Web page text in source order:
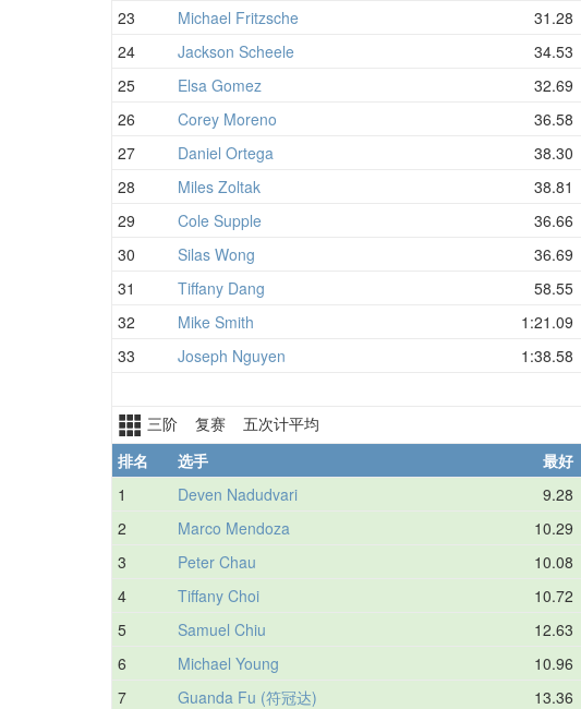
23 Michael Fritzsche 31.28
24 Jackson Scheele 34.53
25 Elsa Gomez 32.69
26 Corey Moreno 36.58
27 Daniel Ortega 38.30
28 Miles Zoltak 38.81
29 Cole Supple 36.66
30 Silas Wong 36.69
31 Tiffany Dang 58.55
32 Mike Smith 1:21.09
33 Joseph Nguyen 1:38.58
三阶 复赛 五次计平均
排名
选手 最好
1
Deven Nadudvari 9.28
2 Marco Mendoza 10.29
3 Peter Chau 10.08
4 Tiffany Choi 10.72
5 Samuel Chiu 12.63
6 Michael Young 10.96
7 Guanda Fu (符冠达) 13.36